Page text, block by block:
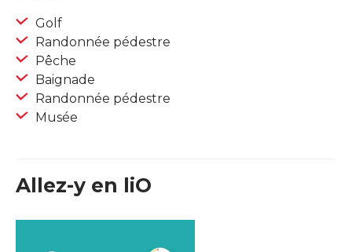
Golf
Randonnée pédestre
Pêche
Baignade
Randonnée pédestre
Musée
Allez-y en liO